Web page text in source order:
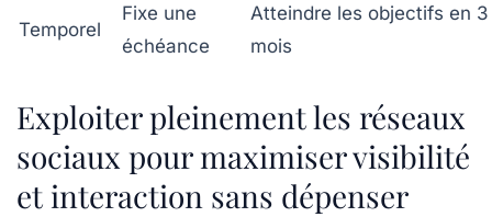
Temporel
Fixe une
échéance
Atteindre les objectifs en 3
mois
Exploiter pleinement les réseaux
sociaux pour maximiser visibilité
et interaction sans dépenser